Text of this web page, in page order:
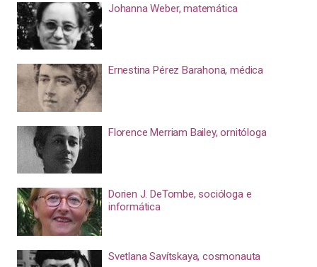
Johanna Weber, matemática
Ernestina Pérez Barahona, médica
Florence Merriam Bailey, ornitóloga
Dorien J. DeTombe, socióloga e
informática
Svetlana Savítskaya, cosmonauta